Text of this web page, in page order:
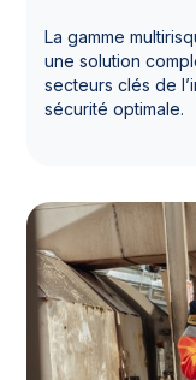
La gamme
une solution
secteurs clés de
sécurité optimale.